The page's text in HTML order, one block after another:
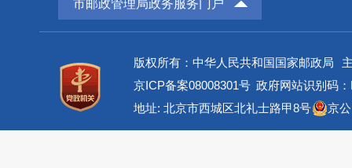
市邮政管理局政务服务门户
版权所有：中华人民共和国国家邮政局
京ICP备案08008301号 政府网站识别码
地址: 北京市西城区北礼士路甲8号
京